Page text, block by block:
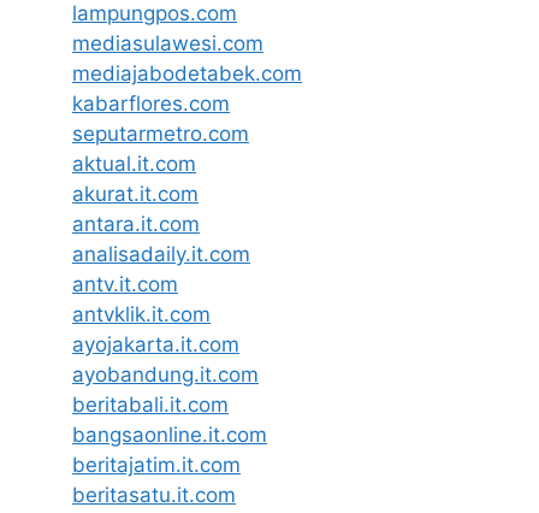
lampungpos.com
mediasulawesi.com
mediajabodetabek.com
kabarflores.com
seputarmetro.com
aktual.it.com
akurat.it.com
antara.it.com
analisadaily.it.com
antv.it.com
antvklik.it.com
ayojakarta.it.com
ayobandung.it.com
beritabali.it.com
bangsaonline.it.com
beritajatim.it.com
beritasatu.it.com